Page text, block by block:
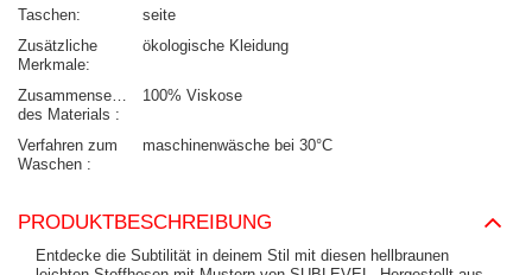
Taschen
seite
Zusätzliche
Merkmale
ökologische Kleidung
Zusammensetzung
des Materials
100% Viskose
Verfahren zum
Waschen
maschinenwäsche bei 30°C
PRODUKTBESCHREIBUNG
Entdecke die Subtilität in deinem Stil mit diesen hellbraunen